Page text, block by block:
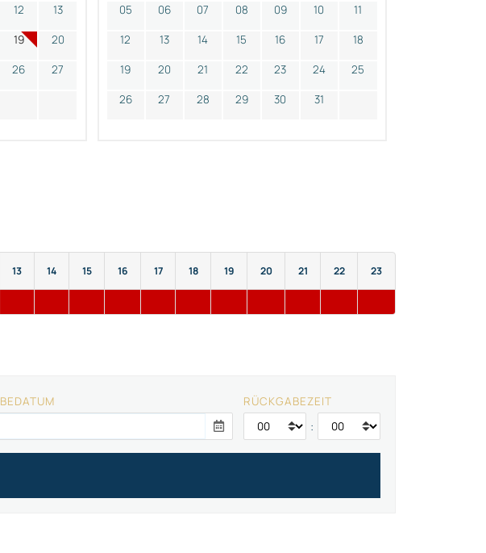
12 13
19 20
26 27
05 06 07 08 09 10 11
12 13 14 15 16 17 18
19 20 21 22 23 24 25
26 27 28 29 30 31
13 14 15 16 17 18 19 20 21 22 23
RÜCKGABEZEIT
: